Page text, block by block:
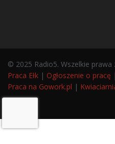
© 2025 Radio5. Wszelkie prawa
Praca Ełk | Ogłoszenie o pracę
Praca na Gowork.pl |